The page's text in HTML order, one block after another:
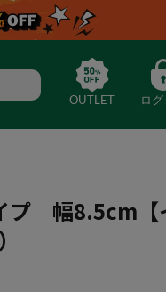
OUTLET ログ
幅8.5cm【